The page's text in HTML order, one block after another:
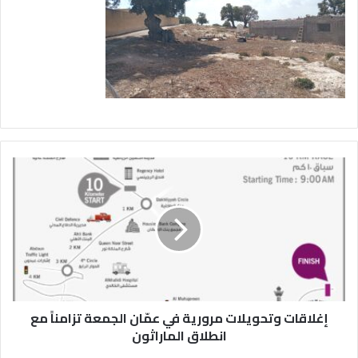
ت
إغلاقات وتحويلات مرورية في عمّان الجمعة تزامناً مع
انطلاق الماراثون